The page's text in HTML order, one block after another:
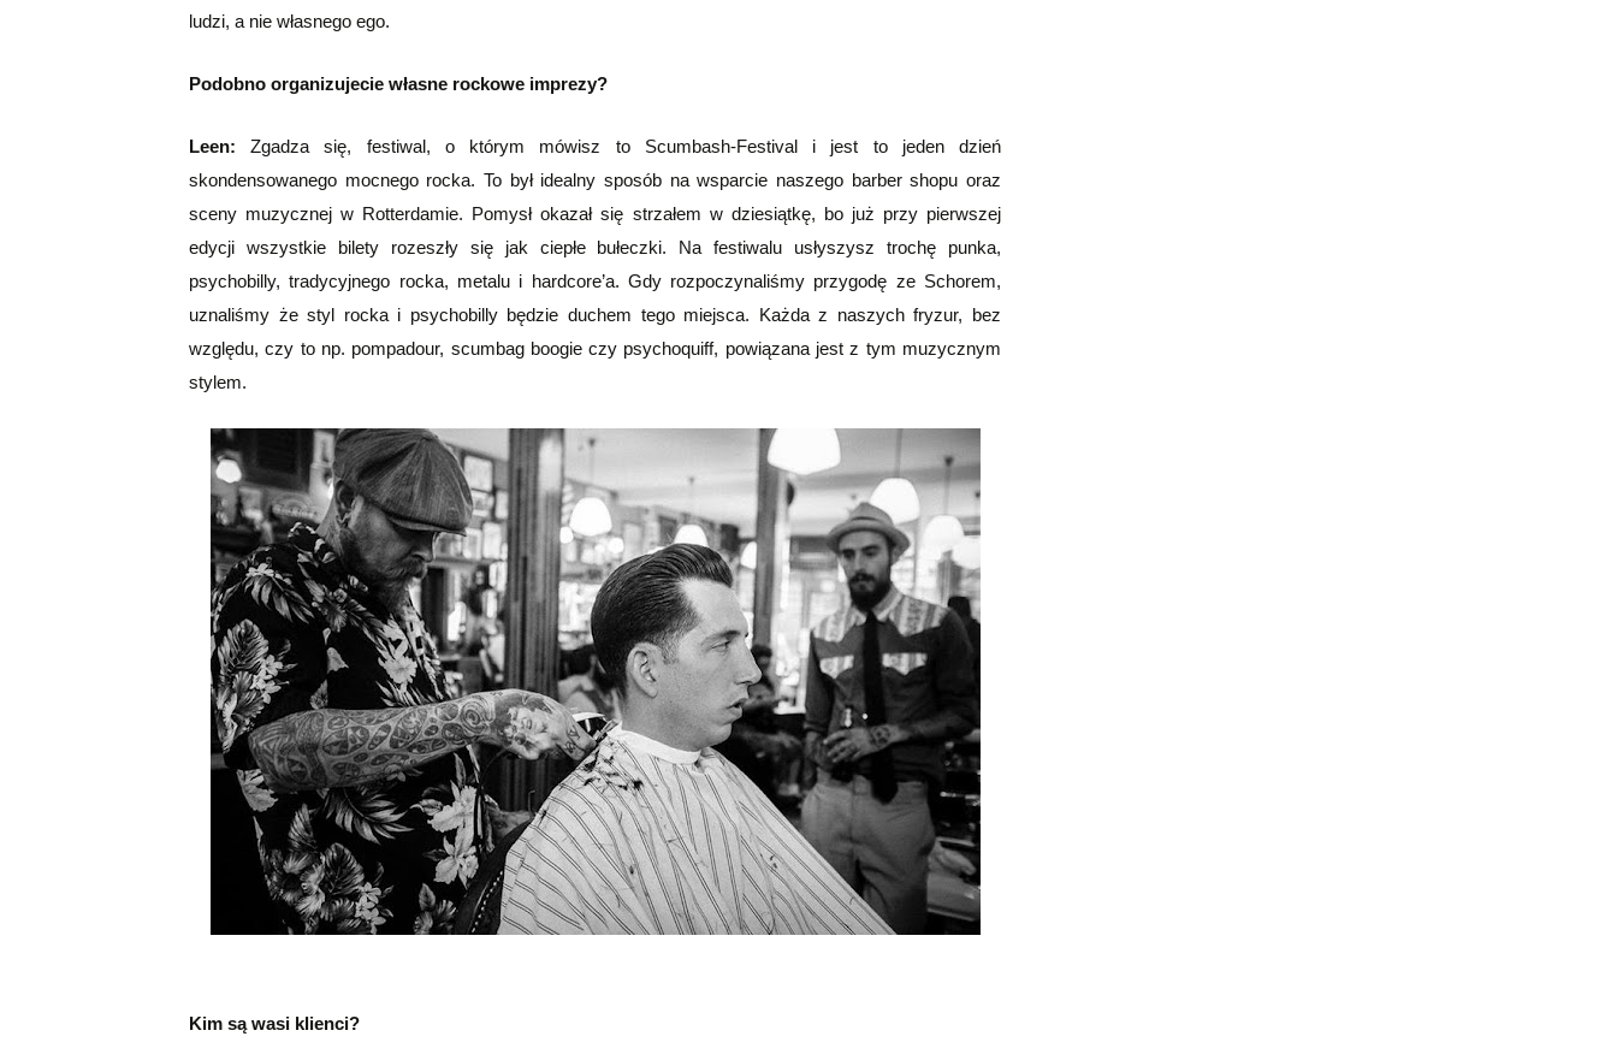
ludzi, a nie własnego ego.
Podobno organizujecie własne rockowe imprezy?
Leen: Zgadza się, festiwal, o którym mówisz to Scumbash-Festival i jest to jeden dzień
skondensowanego mocnego rocka. To był idealny sposób na wsparcie naszego barber shopu oraz
sceny muzycznej w Rotterdamie. Pomysł okazał się strzałem w dziesiątkę, bo już przy pierwszej
edycji wszystkie bilety rozeszły się jak ciepłe bułeczki. Na festiwalu usłyszysz trochę punka,
psychobilly, tradycyjnego rocka, metalu i hardcore’a. Gdy rozpoczynaliśmy przygodę ze Schorem,
uznaliśmy że styl rocka i psychobilly będzie duchem tego miejsca. Każda z naszych fryzur, bez
względu, czy to np. pompadour, scumbag boogie czy psychoquiff, powiązana jest z tym muzycznym
stylem.
Kim są wasi klienci?